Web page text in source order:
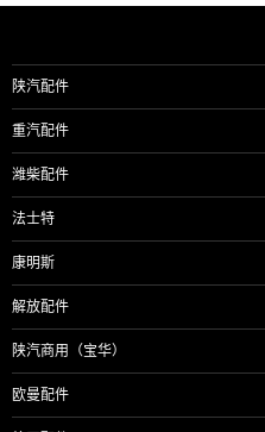
陕汽配件
重汽配件
潍柴配件
法士特
康明斯
解放配件
陕汽商用（宝华）
欧曼配件